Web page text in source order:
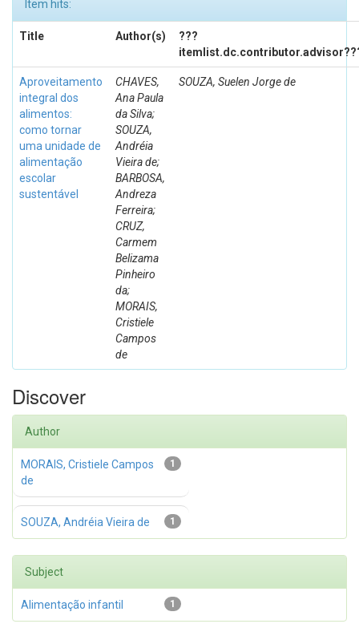
Item hits:
Title Author(s)
???
Aproveitamento
integral dos
alimentos:
como tornar
uma unidade de
alimentação
escolar
sustentável
CHAVES,
Ana Paula
da Silva;
SOUZA,
Andréia
Vieira de;
BARBOSA,
Andreza
Ferreira;
CRUZ,
Carmem
Belizama
Pinheiro
da;
MORAIS,
Cristiele
Campos
de
SOUZA, Suelen Jorge de
Discover
Author
1
MORAIS, Cristiele Campos
de
1
SOUZA, Andréia Vieira de
Subject
1
Alimentação infantil